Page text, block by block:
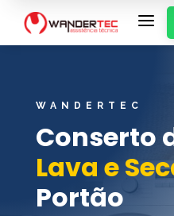
a
WANDERTEC
Conserto
Lava e
Portão